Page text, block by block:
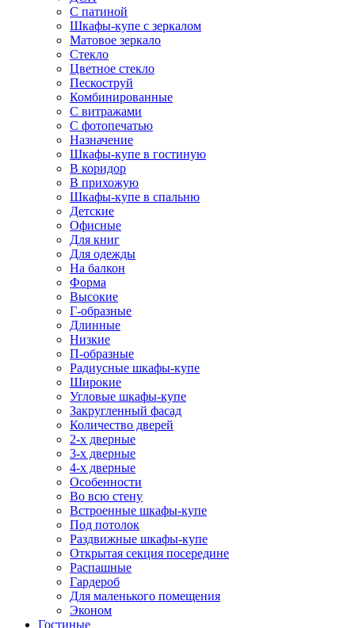
С патиной
Шкафы-купе с зеркалом
Матовое зеркало
Стекло
Цветное стекло
Пескоструй
Комбинированные
С витражами
С фотопечатью
Назначение
Шкафы-купе в гостиную
В коридор
В прихожую
Шкафы-купе в спальню
Детские
Офисные
Для книг
Для одежды
На балкон
Форма
Высокие
Г-образные
Длинные
Низкие
П-образные
Радиусные шкафы-купе
Широкие
Угловые шкафы-купе
Закругленный фасад
Количество дверей
2-х дверные
3-х дверные
4-х дверные
Особенности
Во всю стену
Встроенные шкафы-купе
Под потолок
Раздвижные шкафы-купе
Открытая секция посередине
Распашные
Гардероб
Для маленького помещения
Эконом
Гостиные